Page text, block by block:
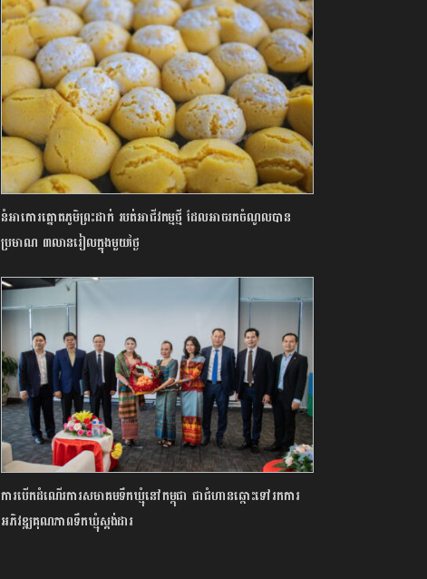
នំអាកោរត្នោតភូមិព្រះដាក់ របត់អាជីវកម្មថ្មី ដែលអាចរកចំណូលបាន
ប្រមាណ ៣លានរៀលក្នុងមួយថ្ងៃ
ការបើកដំណើរការសមាគមទឹកឃ្មុំនៅកម្ពុជា ជាជំហានឆ្ពោះទៅរកការ
អភិវឌ្ឍគុណភាពទឹកឃ្មុំស្តង់ដារ